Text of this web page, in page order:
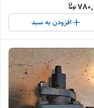
افزودن به سبد